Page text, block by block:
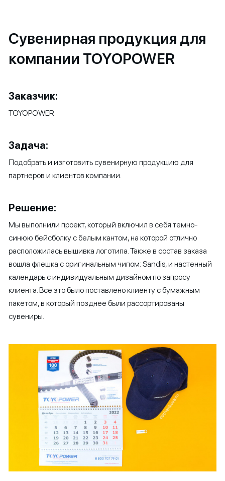
Сувенирная продукция для
компании TOYOPOWER
Заказчик:
TOYOPOWER
Задача:
Подобрать и изготовить сувенирную продукцию для
партнеров и клиентов компании.
Решение:
Мы выполнили проект, который включил в себя темно-
синюю бейсболку с белым кантом, на которой отлично
расположилась вышивка логотипа. Также в состав заказа
вошла флешка с оригинальным чипом: Sandis, и настенный
календарь с индивидуальным дизайном по запросу
клиента. Все это было поставлено клиенту с бумажным
пакетом, в который позднее были рассортированы
сувениры.